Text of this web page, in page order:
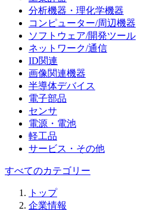
分析機器・理化学機器
コンピューター/周辺機器
ソフトウェア/開発ツール
ネットワーク/通信
ID関連
画像関連機器
半導体デバイス
電子部品
センサ
電源・電池
軽工品
サービス・その他
すべてのカテゴリー
トップ
企業情報